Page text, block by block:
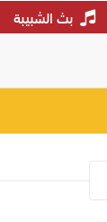
بث الشبيبة